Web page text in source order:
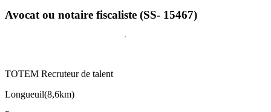
Avocat ou notaire fiscaliste (SS- 15467)
TOTEM Recruteur de talent
Longueuil(8,6km)